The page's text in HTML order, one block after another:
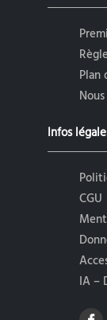
Plan
Infos
CGU
IA –